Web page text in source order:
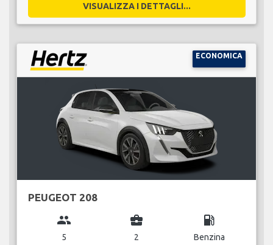
VISUALIZZA I DETTAGLI...
ECONOMICA
PEUGEOT 208
group
5
business_center
2
local_gas_station
Benzina